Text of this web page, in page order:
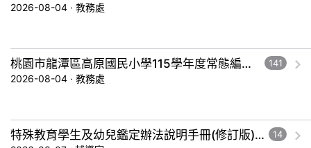
2026-08-04 · 教務處
桃園市龍潭區高原國民小學115學年度常態編班暨導師編配作業結果公告-一年級。 141
2026-08-04 · 教務處
特殊教育學生及幼兒鑑定辦法說明手冊(修訂版)與學習障礙鑑定說明影片已公告於全國特殊教育資訊網，請自行上網觀看或下載運用 14